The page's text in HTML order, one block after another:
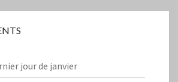
jour de janvier